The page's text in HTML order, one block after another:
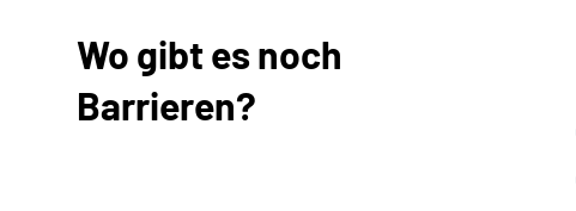
Wo gibt es noch
Barrieren?